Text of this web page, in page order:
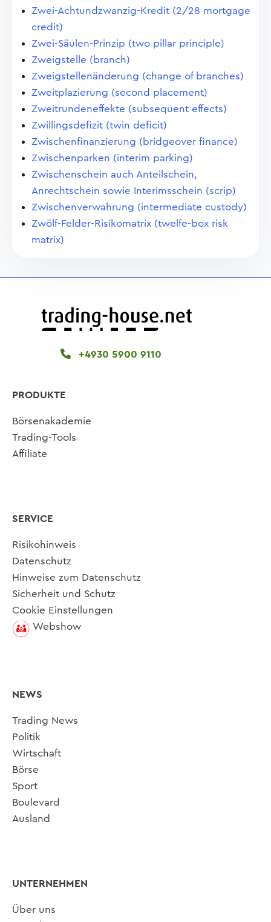
Zwei-Achtundzwanzig-Kredit (2/28 mortgage
credit)
Zwei-Säulen-Prinzip (two pillar principle)
Zweigstelle (branch)
Zweigstellenänderung (change of branches)
Zweitplazierung (second placement)
Zweitrundeneffekte (subsequent effects)
Zwillingsdefizit (twin deficit)
Zwischenfinanzierung (bridgeover finance)
Zwischenparken (interim parking)
Zwischenschein auch Anteilschein,
Anrechtschein sowie Interimsschein (scrip)
Zwischenverwahrung (intermediate custody)
Zwölf-Felder-Risikomatrix (twelfe-box risk
matrix)
+4930 5900 9110
PRODUKTE
Börsenakademie
Trading-Tools
Affiliate
SERVICE
Risikohinweis
Datenschutz
Hinweise zum Datenschutz
Sicherheit und Schutz
Cookie Einstellungen
Webshow
NEWS
Trading News
Politik
Wirtschaft
Börse
Sport
Boulevard
Ausland
UNTERNEHMEN
Über uns